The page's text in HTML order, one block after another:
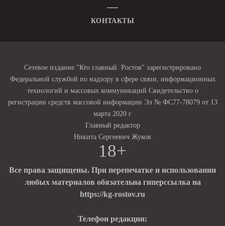
КОНТАКТЫ
Сетевое издание "Кто главный. Ростов" зарегистрировано
Федеральной службой по надзору в сфере связи, информационных
технологий и массовых коммуникаций Свидетельство о
регистрации средств массовой информации Эл № ФС77-78079 от 13
марта 2020 г
Главный редактор
Никита Сергеевич Жуков
18+
Все права защищены. При перепечатке и использовании
любых материалов обязательна гиперссылка на
https://kg-rostov.ru
Телефон редакции: